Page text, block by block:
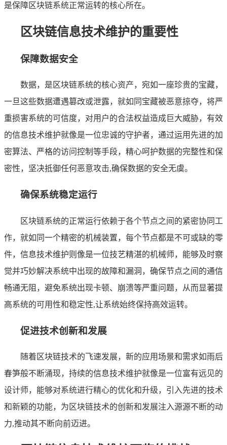
是保障区块链系统正常运转的核心所在。
区块链信息技术维护的重要性
保障数据安全
数据，是区块链系统的核心资产，宛如一座珍贵的宝藏，
一旦这些数据遭遇篡改或泄露，就如同宝藏被恶意掠夺，将严
重损害系统的可信度，对用户的合法权益造成巨大威胁，有效
的信息技术维护就像是一位忠诚的守护者，通过运用先进的加
密算法、严格的访问控制等手段，精心呵护数据的完整性和保
密性，坚决抵御任何恶意攻击,确保数据的安全无虞。
确保系统稳定运行
区块链系统的正常运行依赖于各个节点之间的紧密协同工
作，就如同一个精密的机械装置，每个节点都是不可或缺的零
件，信息技术维护则像是一位技艺精湛的机械师，能够及时察
觉并巧妙解决系统中出现的故障和漏洞，确保节点之间的通信
畅通无阻，避免系统出现卡顿、崩溃等严重问题，从而显著提
高系统的可用性和稳定性,让系统始终保持高效运转。
促进技术创新和发展
随着区块链技术的飞速发展，新的应用场景和需求如雨后
春笋般不断涌现，持续的信息技术维护就像是一位富有远见的
设计师，能够对系统进行精心的优化和升级，引入先进的技术
和新颖的功能，为区块链技术的创新和发展注入源源不断的动
力,推动其不断向前迈进。